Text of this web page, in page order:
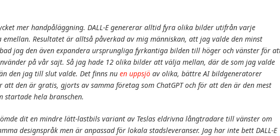
mer handpåläggning. DALL-E genererar alltid fyra olika bilder utifrån varje
Resultatet är alltså påverkad av mig människan, att jag valde den minst
jag den även expandera ursprungliga fyrkantiga bilden till höger och vänster för
på vår sajt. Så jag hade 12 olika bilder att välja mellan, där de som jag valde
den jag till slut valde. Det finns nu en uppsjö av olika, bättre AI bildgeneratorer
att den är gratis, gjorts av samma företag som ChatGPT och för att den är den mest
startade hela branschen.
dit en mindre lätt-lastbils variant av Teslas eldrivna långtradare till vänster om
designspråk men är anpassad för lokala stadsleveranser. Jag har inte bett DALL-E